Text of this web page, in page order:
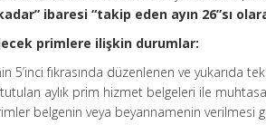
ibaresi “takip eden ayın 26”sı
primlere ilişkin durumlar:
fıkrasında düzenlenen ve yukarıda
aylık prim hizmet belgeleri ile
belgenin veya beyannamenin verilmesi